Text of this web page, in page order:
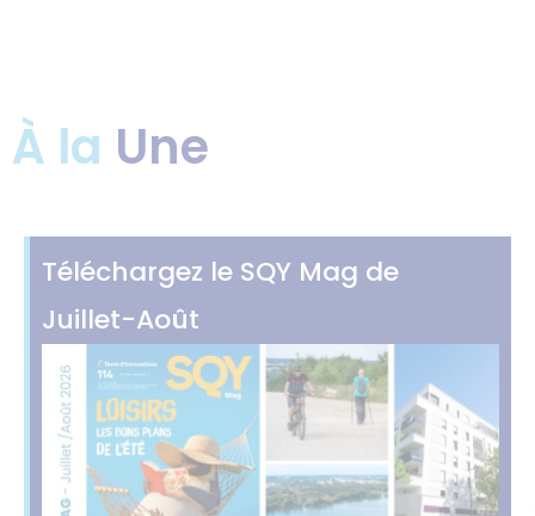
À la Une
Téléchargez le SQY Mag de
Juillet-Août